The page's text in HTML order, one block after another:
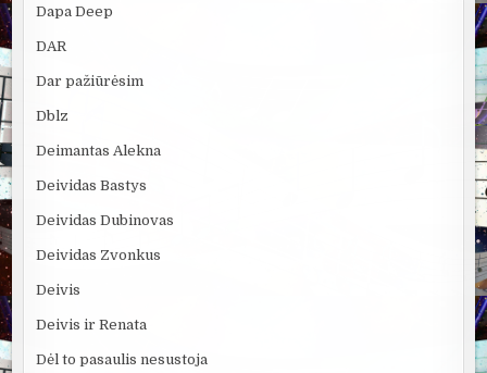
Dapa Deep
DAR
Dar pažiūrėsim
Dblz
Deimantas Alekna
Deividas Bastys
Deividas Dubinovas
Deividas Zvonkus
Deivis
Deivis ir Renata
Dėl to pasaulis nesustoja